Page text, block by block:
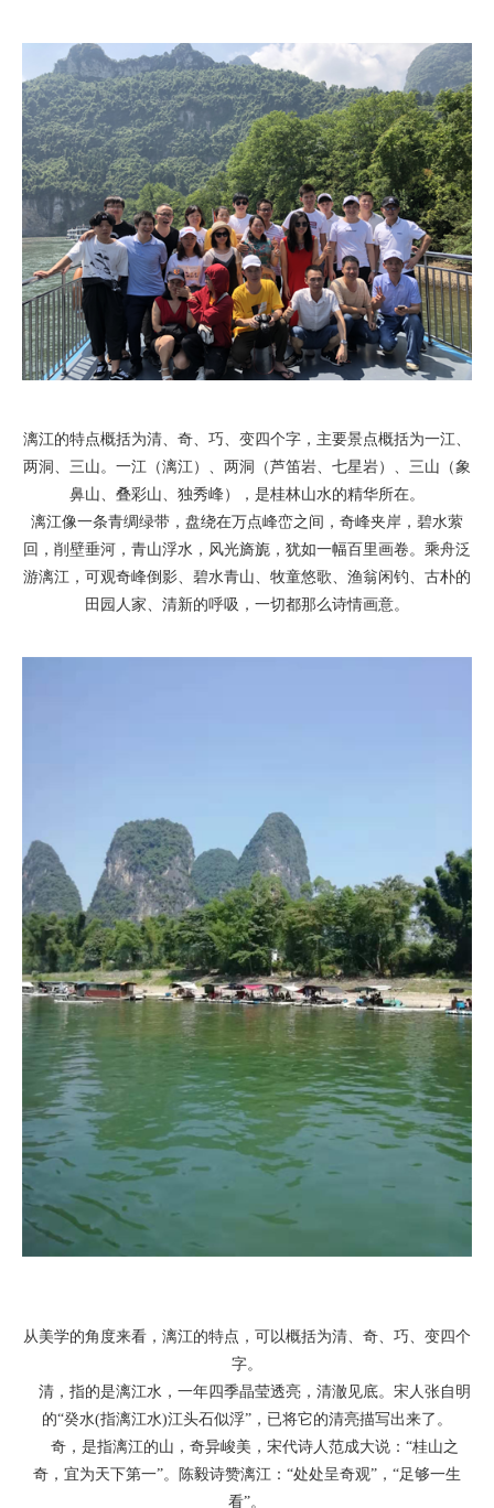
漓江的特点概括为清、奇、巧、变四个字，主要景点概括为一江、
两洞、三山。一江（漓江）、两洞（芦笛岩、七星岩）、三山（象
鼻山、叠彩山、独秀峰），是桂林山水的精华所在。
漓江像一条青绸绿带，盘绕在万点峰峦之间，奇峰夹岸，碧水萦
回，削壁垂河，青山浮水，风光旖旎，犹如一幅百里画卷。乘舟泛
游漓江，可观奇峰倒影、碧水青山、牧童悠歌、渔翁闲钓、古朴的
田园人家、清新的呼吸，一切都那么诗情画意。
从美学的角度来看，漓江的特点，可以概括为清、奇、巧、变四个
字。
清，指的是漓江水，一年四季晶莹透亮，清澈见底。宋人张自明
的“癸水(指漓江水)江头石似浮”，已将它的清亮描写出来了。
奇，是指漓江的山，奇异峻美，宋代诗人范成大说：“桂山之
奇，宜为天下第一”。陈毅诗赞漓江：“处处呈奇观”，“足够一生
看”。